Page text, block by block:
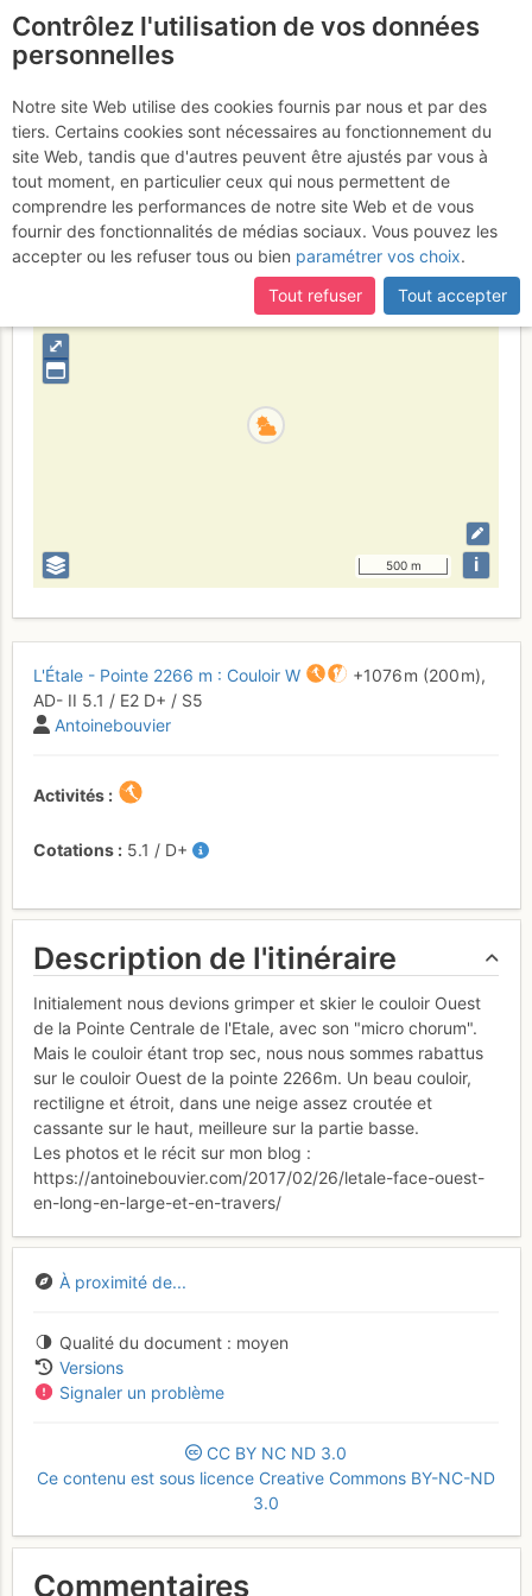
L'Étale - Pointe 2266 :
Couloir W
Samedi 25 février 2017
France Haute-Savoie Bornes - Aravis
⤢
500 m i
L'Étale - Pointe 2266 m : Couloir W +1076 m (200 m),
AD- II 5.1 / E2 D+ / S5
Antoinebouvier
Activités
Cotations 5.1 / D+
Description de l'itinéraire
Initialement nous devions grimper et skier le couloir Ouest
de la Pointe Centrale de l'Etale, avec son "micro chorum".
Mais le couloir étant trop sec, nous nous sommes rabattus
sur le couloir Ouest de la pointe 2266m. Un beau couloir,
rectiligne et étroit, dans une neige assez croutée et
cassante sur le haut, meilleure sur la partie basse.
Les photos et le récit sur mon blog :
https://antoinebouvier.com/2017/02/26/letale-face-ouest-
en-long-en-large-et-en-travers/
À proximité de...
Qualité du document
moyen
Versions
Signaler un problème
CC BY NC ND 3.0
Ce contenu est sous licence Creative Commons BY-NC-ND
3.0
Commentaires
Contrôlez l'utilisation de vos données
personnelles
Notre site Web utilise des cookies fournis par nous et par des
tiers. Certains cookies sont nécessaires au fonctionnement du
site Web, tandis que d'autres peuvent être ajustés par vous à
tout moment, en particulier ceux qui nous permettent de
comprendre les performances de notre site Web et de vous
fournir des fonctionnalités de médias sociaux. Vous pouvez les
accepter ou les refuser tous ou bien paramétrer vos choix.
Tout refuser
Tout accepter